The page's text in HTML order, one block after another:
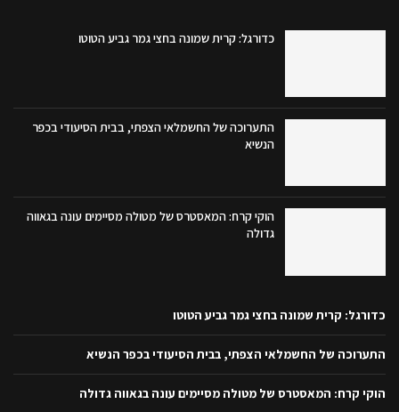
כדורגל: קרית שמונה בחצי גמר גביע הטוטו
התערוכה של החשמלאי הצפתי, בבית הסיעודי בכפר
הנשיא
הוקי קרח: המאסטרס של מטולה מסיימים עונה בגאווה
גדולה
כדורגל: קרית שמונה בחצי גמר גביע הטוטו
התערוכה של החשמלאי הצפתי, בבית הסיעודי בכפר הנשיא
הוקי קרח: המאסטרס של מטולה מסיימים עונה בגאווה גדולה